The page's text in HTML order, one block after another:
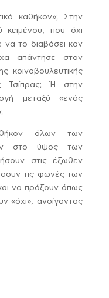
καθήκον»; Στην
κειμένου, που όχι
να το διαβάσει καν
απάντησε στον
κοινοβουλευτικής
Τσίπρας; Ή στην
μεταξύ «ενός
όλων των
στο ύψος των
στις έξωθεν
τις φωνές των
να πράξουν όπως
«όχι», ανοίγοντας